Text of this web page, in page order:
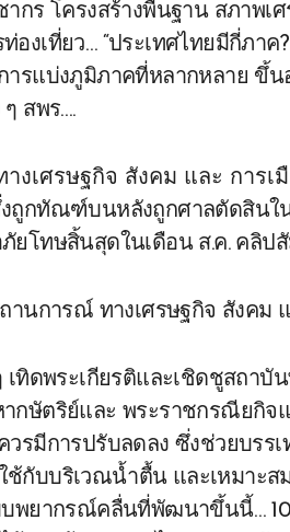
ากร โครงสร้างพื้นฐาน สภาพ
องเที่ยว… “ประเทศไทยมีกี่ภาค
ารแบ่งภูมิภาคที่หลากหลาย ขึ้
สพร….
งเศรษฐกิจ สังคม และ การเ
ถูกทัณฑ์บนหลังถูกศาลตัดสินใ
ยโทษสิ้นสุดในเดือน ส.ค. คลิ
เทิดพระเกียรติและเชิดชูสถาบั
กษัตริย์และ พระราชกรณียกิจ
วรมีการปรับลดลง ซึ่งช่วยบรร
กับบริเวณน้ำตื้น และเหมาะส
พยากรณ์คลื่นที่พัฒนาขึ้นนี้… 10